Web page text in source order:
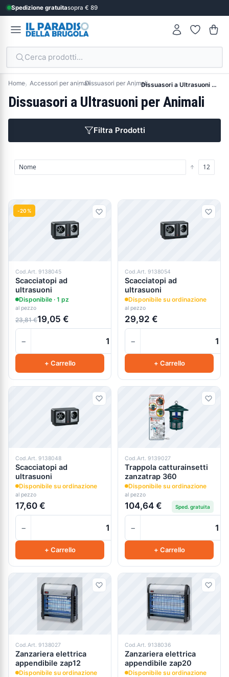
Spedizione gratuitasopra € 89
Cerca prodotti...
Home Accessori per animaliDissuasori per Animali Dissuasori a Ultrasuoni per Animali
Dissuasori a Ultrasuoni per Animali
Filtra Prodotti
Prodotti
-20%
Cod.Art. 9138045
Scacciatopi ad
ultrasuoni
Disponibile · 1 pz
al pezzo
23,81 €19,05 €
−
+ Carrello
Cod.Art. 9138054
Scacciatopi ad
ultrasuoni
Disponibile su ordinazione
al pezzo
29,92 €
−
+ Carrello
Cod.Art. 9138048
Scacciatopi ad
ultrasuoni
Disponibile su ordinazione
al pezzo
17,60 €
−
+ Carrello
Cod.Art. 9139027
Trappola catturainsetti
zanzatrap 360
Disponibile su ordinazione
al pezzo
104,64 € Sped. gratuita
−
+ Carrello
Cod.Art. 9138027
Zanzariera elettrica
appendibile zap12
Disponibile su ordinazione
Cod.Art. 9138036
Zanzariera elettrica
appendibile zap20
Disponibile su ordinazione